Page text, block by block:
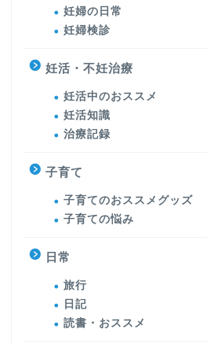
妊婦の日常
妊婦検診
妊活・不妊治療
妊活中のおススメ
妊活知識
治療記録
子育て
子育てのおススメグッズ
子育ての悩み
日常
旅行
日記
読書・おススメ